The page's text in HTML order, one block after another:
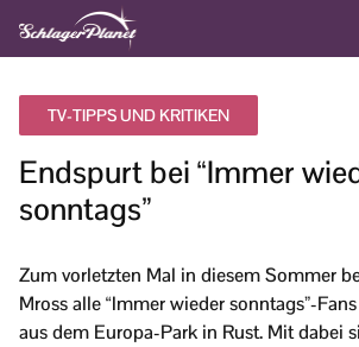
TV-TIPPS UND KRITIKEN
Endspurt bei “Immer
sonntags”
Zum vorletzten Mal in diesem Sommer
Mross alle “Immer wieder sonntags”-
aus dem Europa-Park in Rust. Mit dabei